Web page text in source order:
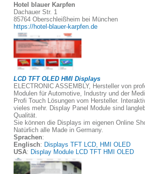
Hotel blauer Karpfen
Dachauer Str. 1
85764 Oberschleißheim bei München
https://hotel-blauer-karpfen.de
LCD TFT OLED HMI Displays
ELECTRONIC ASSEMBLY, Hersteller von
Modulen für Automotive, Industry und der
Profi Touch Lösungen vom Hersteller.
vieles mehr. Display Panel Module sind
Qualität.
Sie können die Displays im eigenen Online
Natürlich alle Made in Germany.
Sprachen:
Englisch: Displays TFT LCD, HMI OLED
USA: Display Module LCD TFT HMI OLED